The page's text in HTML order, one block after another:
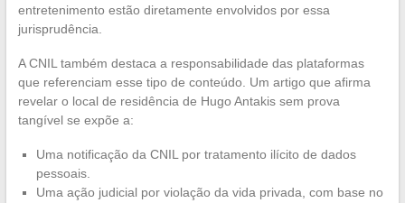
entretenimento estão diretamente envolvidos por essa
jurisprudência.
A CNIL também destaca a responsabilidade das plataformas
que referenciam esse tipo de conteúdo. Um artigo que afirma
revelar o local de residência de Hugo Antakis sem prova
tangível se expõe a:
Uma notificação da CNIL por tratamento ilícito de dados
pessoais.
Uma ação judicial por violação da vida privada, com base no